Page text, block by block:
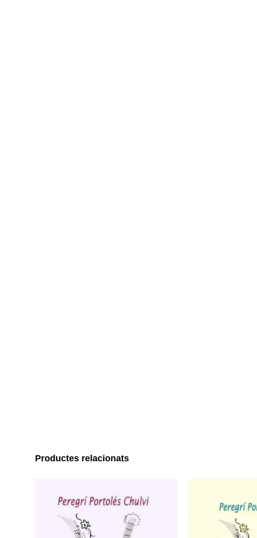
Productes relacionats